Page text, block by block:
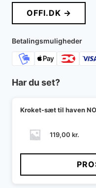
OFFI.DK →
Betalingsmuligheder
Har du set?
Kroket-sæt til haven
119,00 kr.